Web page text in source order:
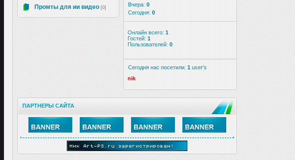
Промты для ии видео [0]
Вчера: 0
Сегодня: 0
Онлайн всего: 1
Гостей: 1
Пользователей: 0
Сегодня нас посетили: 1 user's
nik
ПАРТНЕРЫ САЙТА